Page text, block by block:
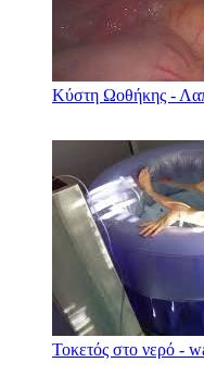
Κύστη Ωοθήκης -
Τοκετός στο νερό -